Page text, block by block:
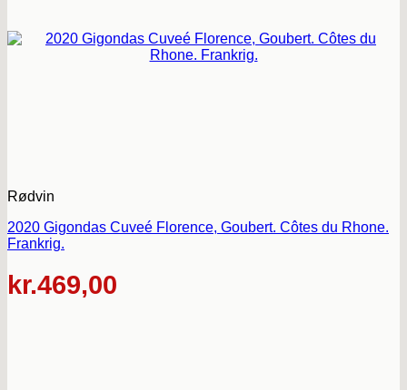
Rødvin
2020 Gigondas Cuveé Florence, Goubert. Côtes du Rhone.
Frankrig.
kr.469,00